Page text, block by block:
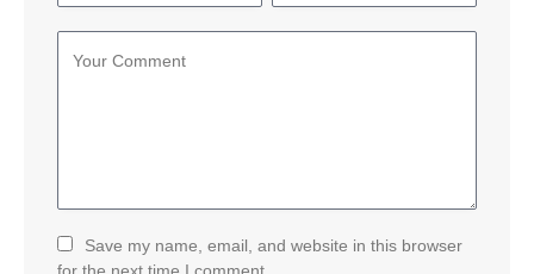
Save my name, email, and website in this browser